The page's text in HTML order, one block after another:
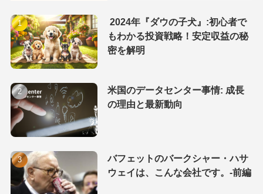
2024年『ダウの子犬』:初心者で
もわかる投資戦略！安定収益の秘
密を解明
米国のデータセンター事情: 成長
の理由と最新動向
バフェットのバークシャー・ハサ
ウェイは、こんな会社です。-前編